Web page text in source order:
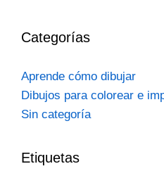
Categorías
Aprende cómo dibujar
Dibujos para colorear e
Sin categoría
Etiquetas